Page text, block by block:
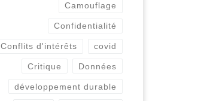
Camouflage
Confidentialité
Conflits d'intérêts covid
Critique Données
développement durable